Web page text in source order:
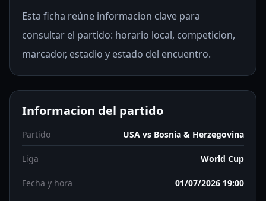
Esta ficha reúne informacion clave para
consultar el partido: horario local, competicion,
marcador, estadio y estado del encuentro.
Informacion del partido
Partido USA vs Bosnia & Herzegovina
Liga World Cup
Fecha y hora 01/07/2026 19:00